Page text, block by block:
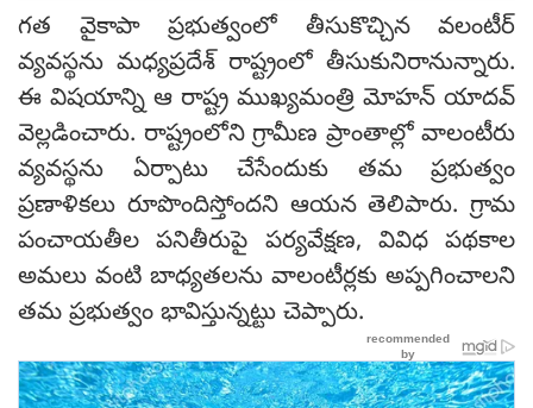
గత వైకాపా ప్రభుత్వంలో తీసుకొచ్చిన వలంటీర్
వ్యవస్థను మధ్యప్రదేశ్ రాష్ట్రంలో తీసుకునిరానున్నారు.
ఈ విషయాన్ని ఆ రాష్ట్ర ముఖ్యమంత్రి మోహన్ యాదవ్
వెల్లడించారు. రాష్ట్రంలోని గ్రామీణ ప్రాంతాల్లో వాలంటీరు
వ్యవస్థను ఏర్పాటు చేసేందుకు తమ ప్రభుత్వం
ప్రణాళికలు రూపొందిస్తోందని ఆయన తెలిపారు. గ్రామ
పంచాయతీల పనితీరుపై పర్యవేక్షణ, వివిధ పథకాల
అమలు వంటి బాధ్యతలను వాలంటీర్లకు అప్పగించాలని
తమ ప్రభుత్వం భావిస్తున్నట్టు చెప్పారు.